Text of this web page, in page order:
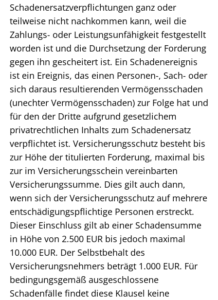
Schadenersatzverpflichtungen ganz oder
teilweise nicht nachkommen kann, weil die
Zahlungs- oder Leistungsunfähigkeit festgestellt
worden ist und die Durchsetzung der Forderung
gegen ihn gescheitert ist. Ein Schadenereignis
ist ein Ereignis, das einen Personen-, Sach- oder
sich daraus resultierenden Vermögensschaden
(unechter Vermögensschaden) zur Folge hat und
für den der Dritte aufgrund gesetzlichem
privatrechtlichen Inhalts zum Schadenersatz
verpflichtet ist. Versicherungsschutz besteht bis
zur Höhe der titulierten Forderung, maximal bis
zur im Versicherungsschein vereinbarten
Versicherungssumme. Dies gilt auch dann,
wenn sich der Versicherungsschutz auf mehrere
entschädigungspflichtige Personen erstreckt.
Dieser Einschluss gilt ab einer Schadensumme
in Höhe von 2.500 EUR bis jedoch maximal
10.000 EUR. Der Selbstbehalt des
Versicherungsnehmers beträgt 1.000 EUR. Für
bedingungsgemäß ausgeschlossene
Schadenfälle findet diese Klausel keine